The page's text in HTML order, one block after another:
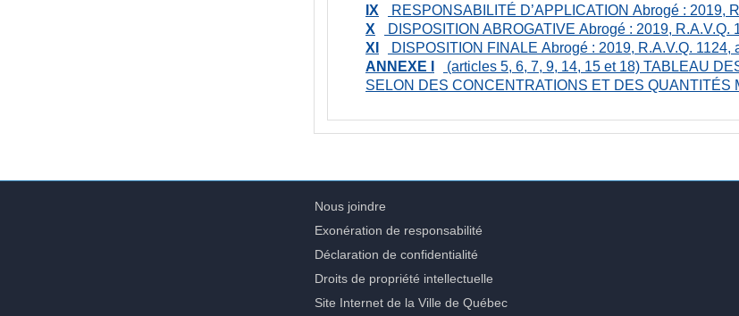
IX
RESPONSABILITÉ D’APPLICATION Abrogé : 2019,
X
DISPOSITION ABROGATIVE Abrogé : 2019, R.A.V.Q.
XI
DISPOSITION FINALE Abrogé : 2019, R.A.V.Q. 1124,
ANNEXE I
(articles 5, 6, 7, 9, 14, 15 et 18) TABLEAU
SELON DES CONCENTRATIONS ET DES QUANTITÉS
Nous joindre
Exonération de responsabilité
Déclaration de confidentialité
Droits de propriété intellectuelle
Site Internet de la Ville de Québec